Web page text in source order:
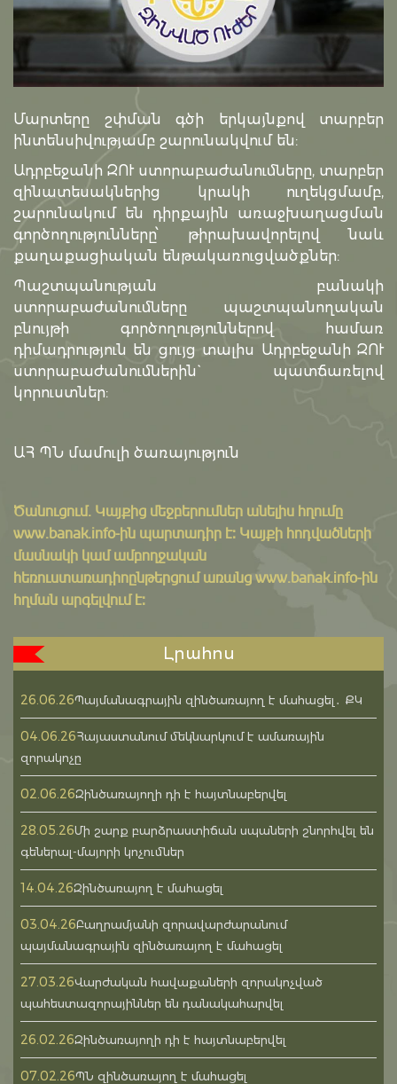
Մարտերը շփման գծի երկայնքով տարբեր
ինտենսիվությամբ շարունակվում են:
Ադրբեջանի ԶՈՒ ստորաբաժանումները, տարբեր
զինատեսակներից կրակի ուղեկցմամբ,
շարունակում են դիրքային առաջխաղացման
գործողությունները՝ թիրախավորելով նաև
քաղաքացիական ենթակառուցվածքներ:
Պաշտպանության բանակի
ստորաբաժանումները պաշտպանողական
բնույթի գործողություններով համառ
դիմադրություն են ցույց տալիս Ադրբեջանի ԶՈՒ
ստորաբաժանումներին` պատճառելով
կորուստներ:
ԱՀ ՊՆ մամուլի ծառայություն
Ծանուցում․ Կայքից մեջբերումներ անելիս հղումը
www.banak.info-ին պարտադիր է: Կայքի հոդվածների
մասնակի կամ ամբողջական
հեռուստառադիոընթերցում առանց www.banak.info-ին
հղման արգելվում է:
Լրահոս
26.06.26Պայմանագրային զինծառայող է մահացել․ ՔԿ
04.06.26Հայաստանում մեկնարկում է ամառային
զորակոչը
02.06.26Զինծառայողի դի է հայտնաբերվել
28.05.26Մի շարք բարձրաստիճան սպաների շնորհվել են
գեներալ-մայորի կոչումներ
14.04.26Զինծառայող է մահացել
03.04.26Բաղրամյանի զորավարժարանում
պայմանագրային զինծառայող է մահացել
27.03.26Վարժական հավաքաների զորակոչված
պահեստազորայիններ են դանակահարվել
26.02.26Զինծառայողի դի է հայտնաբերվել
07.02.26ՊՆ զինծառայող է մահացել